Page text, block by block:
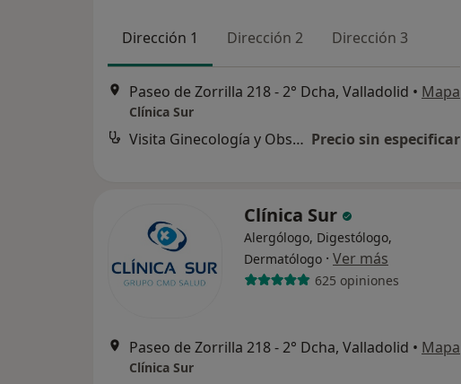
Dirección 1 Dirección 2 Dirección 3
Paseo de Zorrilla 218 - 2° Dcha, Valladolid • Mapa
Clínica Sur
Visita Ginecología y Obstetricia Precio sin especificar
Clínica Sur
Alergólogo, Digestólogo,
Dermatólogo · Ver más
625 opiniones
Paseo de Zorrilla 218 - 2° Dcha, Valladolid • Mapa
Clínica Sur